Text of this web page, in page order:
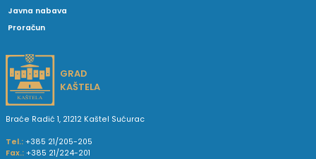
Javna nabava
Proračun
GRAD
KAŠTELA
Braće Radić 1, 21212 Kaštel Sućurac
Tel.: +385 21/205-205
Fax.: +385 21/224-201